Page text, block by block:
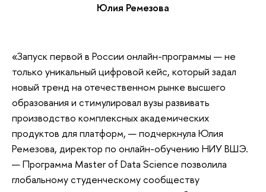
Юлия Ремезова
«Запуск первой в России онлайн-программы — не
только уникальный цифровой кейс, который задал
новый тренд на отечественном рынке высшего
образования и стимулировал вузы развивать
производство комплексных академических
продуктов для платформ, — подчеркнула Юлия
Ремезова, директор по онлайн-обучению НИУ ВШЭ.
— Программа Master of Data Science позволила
глобальному студенческому сообществу